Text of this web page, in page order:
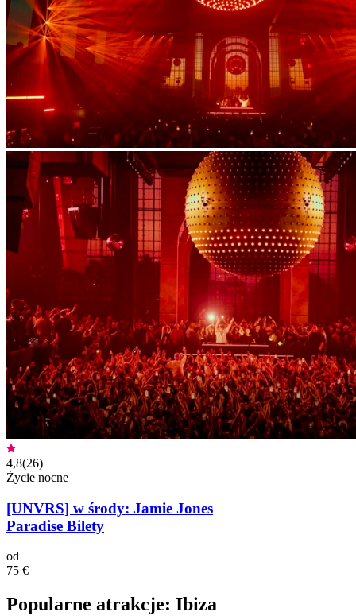
4,8(26)
Życie nocne
[UNVRS] w środy: Jamie Jones
Paradise Bilety
od
75 €
Popularne atrakcje: Ibiza